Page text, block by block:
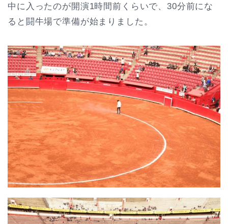
中に入ったのが開演1時間前くらいで、30分前にな
ると闘牛場で準備が始まりました。